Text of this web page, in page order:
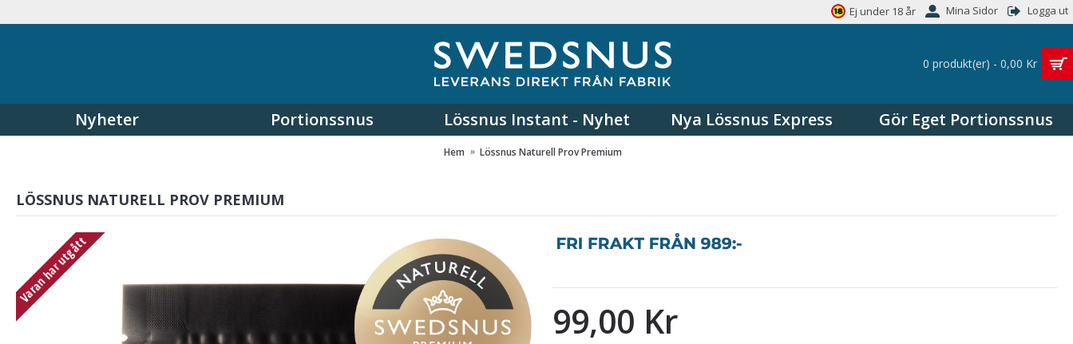
Ej under 18 år Mina Sidor Logga ut
0 produkt(er) - 0,00 Kr
Nyheter Portionssnus Lössnus Instant - Nyhet Nya Lössnus Express Gör Eget Portionssnus
Hem Lössnus Naturell Prov Premium
LÖSSNUS NATURELL PROV PREMIUM
Varan har utgått
99,00 Kr